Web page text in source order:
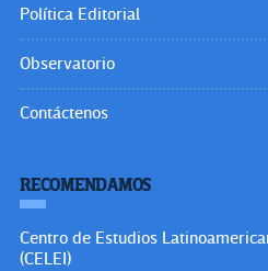
Política Editorial
Observatorio
Contáctenos
RECOMENDAMOS
Centro de Estudios
(CELEI)